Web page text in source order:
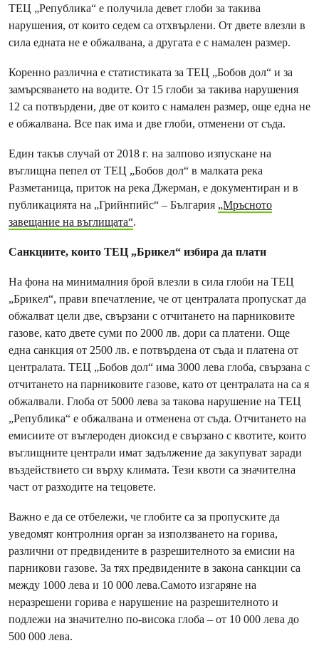
ТЕЦ „Република“ е получила девет глоби за такива
нарушения, от които седем са отхвърлени. От двете влезли в
сила едната не е обжалвана, а другата е с намален размер.
Коренно различна е статистиката за ТЕЦ „Бобов дол“ и за
замърсяването на водите. От 15 глоби за такива нарушения
12 са потвърдени, две от които с намален размер, още една не
е обжалвана. Все пак има и две глоби, отменени от съда.
Един такъв случай от 2018 г. на залпово изпускане на
въглищна пепел от ТЕЦ „Бобов дол“ в малката река
Разметаница, приток на река Джерман, е документиран и в
публикацията на „Грийнпийс“ – България „Мръсното
завещание на въглищата“.
Санкциите, които ТЕЦ „Брикел“ избира да плати
На фона на минималния брой влезли в сила глоби на ТЕЦ
„Брикел“, прави впечатление, че от централата пропускат да
обжалват цели две, свързани с отчитането на парниковите
газове, като двете суми по 2000 лв. дори са платени. Още
една санкция от 2500 лв. е потвърдена от съда и платена от
централата. ТЕЦ „Бобов дол“ има 3000 лева глоба, свързана с
отчитането на парниковите газове, като от централата на са я
обжалвали. Глоба от 5000 лева за такова нарушение на ТЕЦ
„Република“ е обжалвана и отменена от съда. Отчитането на
емисиите от въглероден диоксид е свързано с квотите, които
въглищните централи имат задължение да закупуват заради
въздействието си върху климата. Тези квоти са значителна
част от разходите на тецовете.
Важно е да се отбележи, че глобите са за пропуските да
уведомят контролния орган за използването на горива,
различни от предвидените в разрешителното за емисии на
парникови газове. За тях предвидените в закона санкции са
между 1000 лева и 10 000 лева.Самото изгаряне на
неразрешени горива е нарушение на разрешителното и
подлежи на значително по-висока глоба – от 10 000 лева до
500 000 лева.